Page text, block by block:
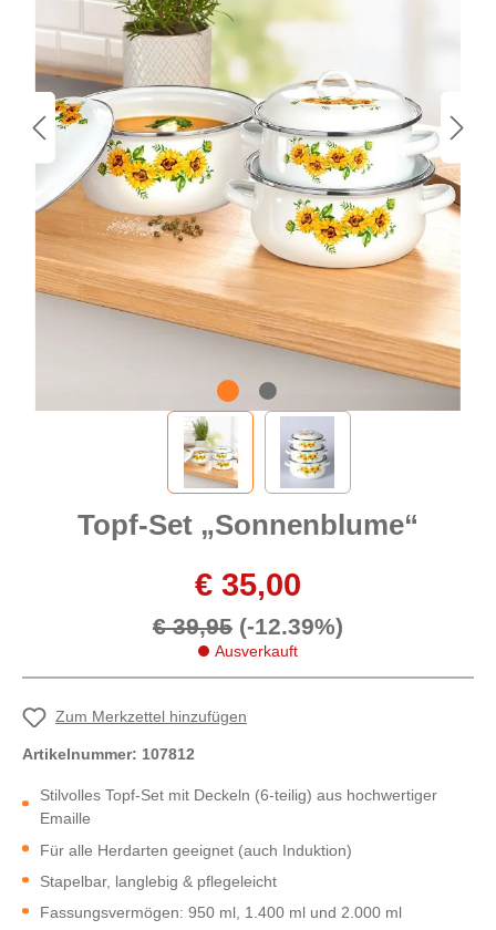
Topf-Set „Sonnenblume“
€ 35,00
€ 39,95 (-12.39%)
Ausverkauft
Zum Merkzettel hinzufügen
Artikelnummer: 107812
Stilvolles Topf-Set mit Deckeln (6-teilig) aus hochwertiger
Emaille
Für alle Herdarten geeignet (auch Induktion)
Stapelbar, langlebig & pflegeleicht
Fassungsvermögen: 950 ml, 1.400 ml und 2.000 ml